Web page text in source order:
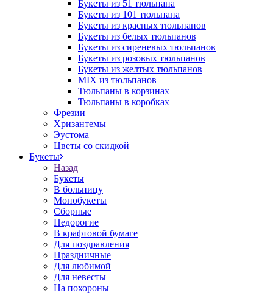
Букеты из 51 тюльпана
Букеты из 101 тюльпана
Букеты из красных тюльпанов
Букеты из белых тюльпанов
Букеты из сиреневых тюльпанов
Букеты из розовых тюльпанов
Букеты из желтых тюльпанов
MIX из тюльпанов
Тюльпаны в корзинах
Тюльпаны в коробках
Фрезии
Хризантемы
Эустома
Цветы со скидкой
Букеты
Назад
Букеты
В больницу
Монобукеты
Сборные
Недорогие
В крафтовой бумаге
Для поздравления
Праздничные
Для любимой
Для невесты
На похороны